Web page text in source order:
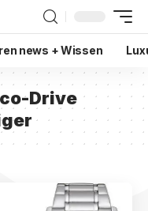
news + Wissen
Drive